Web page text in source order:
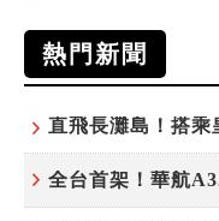
熱門新聞
直飛長灘島！搭乘
全台首架！華航